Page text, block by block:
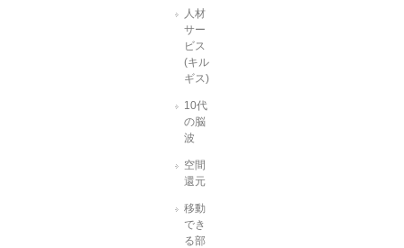
人材
サー
ビス
(キル
ギス)
10代
の脳
波
空間
還元
移動
でき
る部